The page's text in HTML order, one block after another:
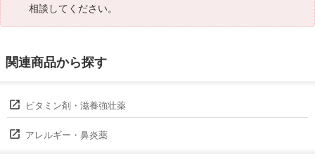
相談してください。
関連商品から探す
ビタミン剤・滋養強壮薬
アレルギー・鼻炎薬